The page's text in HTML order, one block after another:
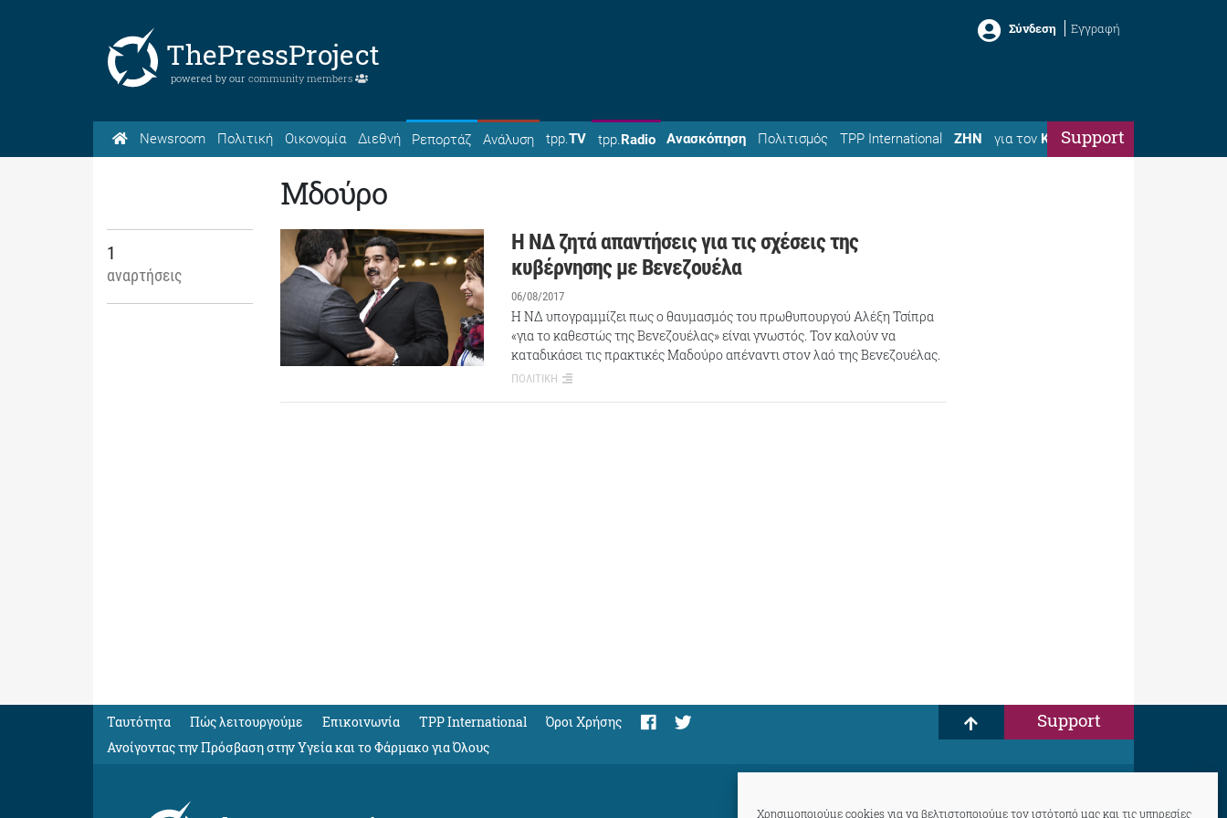
Χρησιμοποιούμε cookies για να βελτιστοποιούμε τον ιστότοπό μας και τις υπηρεσίες
ThePressProject
powered by our community members
Σύνδεση Εγγραφή
Newsroom Πολιτική Οικονομία Διεθνή Ρεπορτάζ Ανάλυση tpp.TV tpp.Radio Ανασκόπηση Πολιτισμός TPP International ΖΗΝ για τον ΚώσταSupport
Μδούρο
1
αναρτήσεις
Η ΝΔ ζητά απαντήσεις για τις σχέσεις της
κυβέρνησης με Βενεζουέλα
06/08/2017
Η ΝΔ υπογραμμίζει πως ο θαυμασμός του πρωθυπουργού Αλέξη Τσίπρα
«για το καθεστώς της Βενεζουέλας» είναι γνωστός. Τον καλούν να
καταδικάσει τις πρακτικές Μαδούρο απέναντι στον λαό της Βενεζουέλας.
ΠΟΛΙΤΙΚΗ
Ταυτότητα Πώς λειτουργούμε Eπικοινωνία TPP International
Όροι Χρήσης
Ανοίγοντας την Πρόσβαση στην Υγεία και το Φάρμακο για Όλους
Support